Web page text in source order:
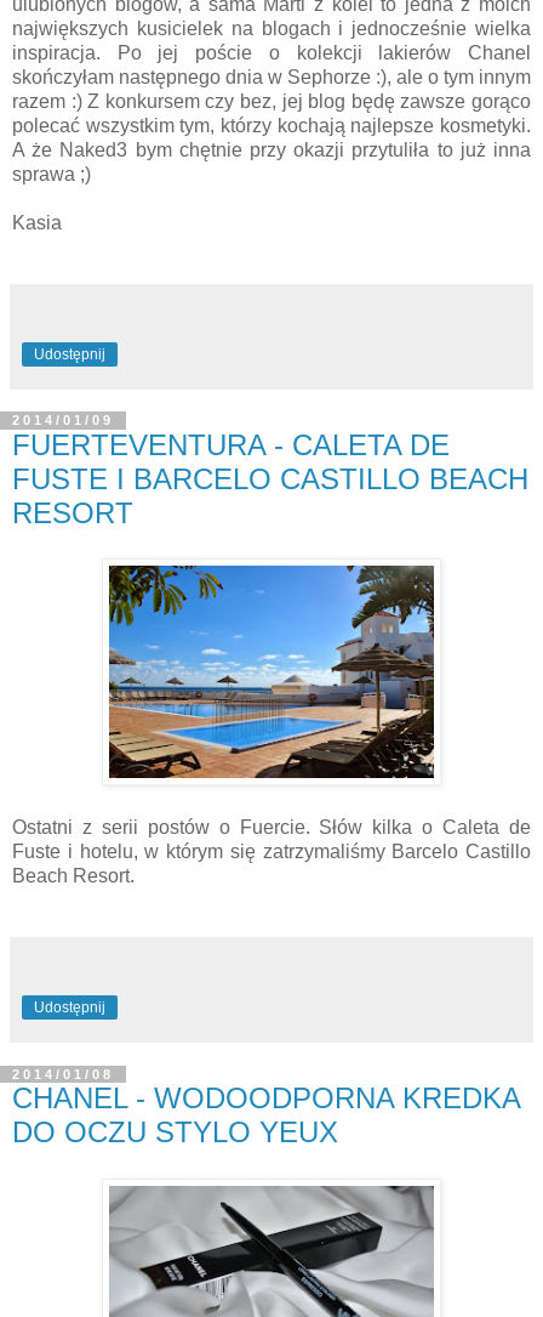
największych kusicielek na blogach i jednocześnie wielka
inspiracja. Po jej poście o kolekcji lakierów Chanel
skończyłam następnego dnia w Sephorze :), ale o tym innym
razem :) Z konkursem czy bez, jej blog będę zawsze gorąco
polecać wszystkim tym, którzy kochają najlepsze kosmetyki.
A że Naked3 bym chętnie przy okazji przytuliła to już inna
sprawa ;)
Kasia
Udostępnij
2014/01/09
FUERTEVENTURA - CALETA DE
FUSTE I BARCELO CASTILLO BEACH
RESORT
Ostatni z serii postów o Fuercie. Słów kilka o Caleta de
Fuste i hotelu, w którym się zatrzymaliśmy Barcelo Castillo
Beach Resort.
Udostępnij
2014/01/08
CHANEL - WODOODPORNA KREDKA
DO OCZU STYLO YEUX